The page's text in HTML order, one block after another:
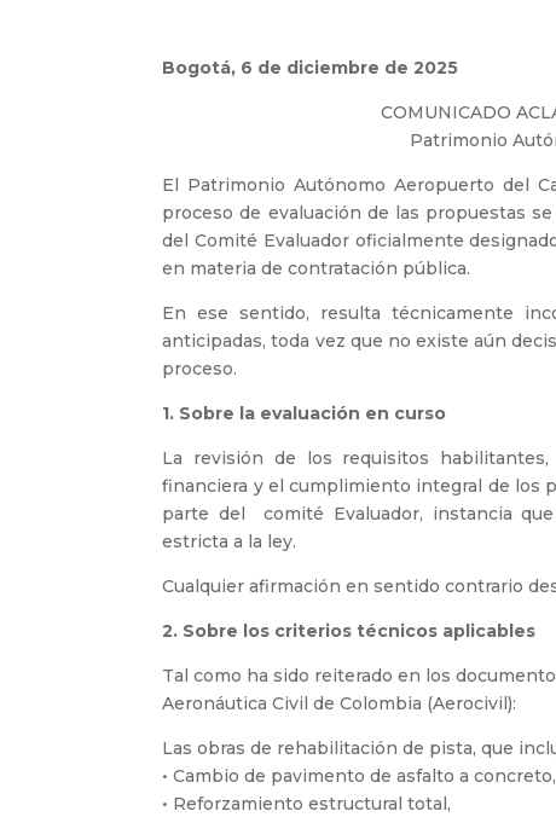
Bogotá, 6 de diciembre de 2025
COMUNICADO
Patrimonio
El Patrimonio Autónomo Aeropuerto del
proceso de evaluación de las propuestas
del Comité Evaluador oficialmente
en materia de contratación pública.
En ese sentido, resulta técnicamente
anticipadas, toda vez que no existe aún
proceso.
1.⁠ ⁠Sobre la evaluación en curso
La revisión de los requisitos habilitantes,
financiera y el cumplimiento integral de los
parte del comité Evaluador, instancia
estricta a la ley.
Cualquier afirmación en sentido contrario
2.⁠ ⁠Sobre los criterios técnicos aplicables
Tal como ha sido reiterado en los
Aeronáutica Civil de Colombia (Aerocivil):
Las obras de rehabilitación de pista, que
•⁠ ⁠Cambio de pavimento de asfalto a concreto,
•⁠ ⁠Reforzamiento estructural total,